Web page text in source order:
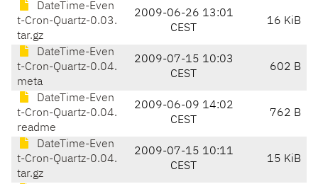
DateTime-Even
t-Cron-Quartz-0.03.
tar.gz
2009-06-26 13:01
CEST
16 KiB
DateTime-Even
t-Cron-Quartz-0.04.
meta
2009-07-15 10:03
CEST
602 B
DateTime-Even
t-Cron-Quartz-0.04.
readme
2009-06-09 14:02
CEST
762 B
DateTime-Even
t-Cron-Quartz-0.04.
tar.gz
2009-07-15 10:11
CEST
15 KiB